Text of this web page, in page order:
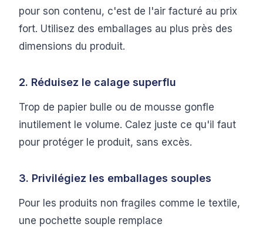
pour son contenu, c'est de l'air facturé au prix
fort. Utilisez des emballages au plus près des
dimensions du produit.
2. Réduisez le calage superflu
Trop de papier bulle ou de mousse gonfle
inutilement le volume. Calez juste ce qu'il faut
pour protéger le produit, sans excès.
3. Privilégiez les emballages souples
Pour les produits non fragiles comme le textile,
une pochette souple remplace